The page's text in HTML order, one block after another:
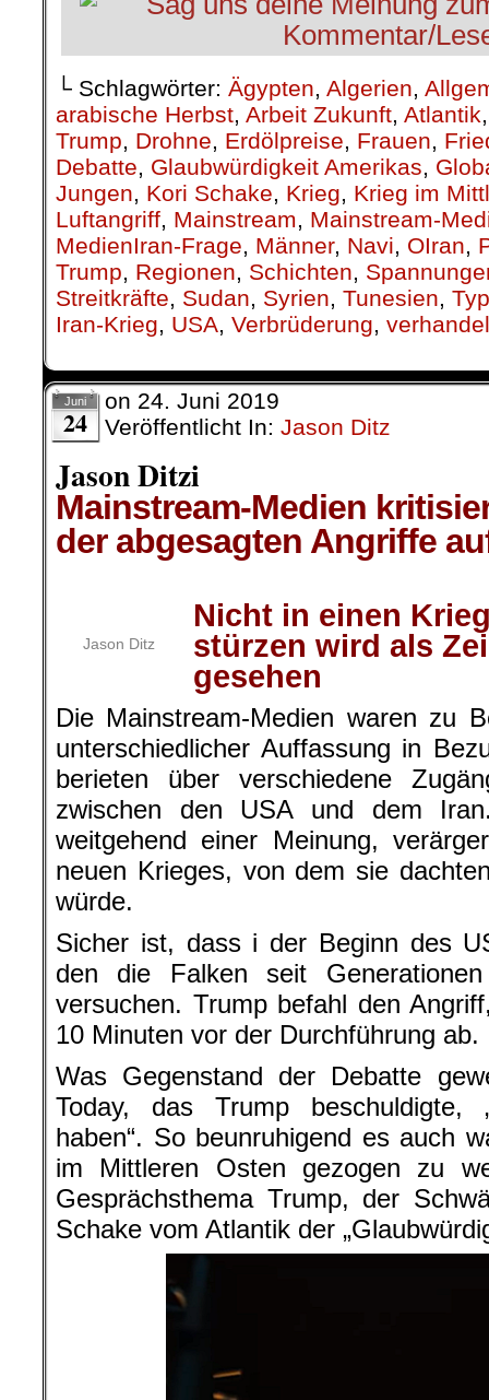
└ Schlagwörter: Ägypten, Algerien,
arabische Herbst, Arbeit Zukunft, Atlantik
Trump, Drohne, Erdölpreise, Frauen,
Debatte, Glaubwürdigkeit Amerikas,
Jungen, Kori Schake, Krieg, Krieg im
Luftangriff, Mainstream, Mainstream-
MedienIran-Frage, Männer, Navi, OIran,
Trump, Regionen, Schichten,
Streitkräfte, Sudan, Syrien, Tunesien,
Iran-Krieg, USA, Verbrüderung,
Juni
24
on 24. Juni 2019
Veröffentlicht In: Jason Ditz
Jason Ditzi
Mainstream-Medien
der abgesagten Angriffe
Jason Ditz
Nicht in einen
stürzen wird als
gesehen
Die Mainstream-Medien waren zu
unterschiedlicher Auffassung in
berieten über verschiedene
zwischen den USA und dem
weitgehend einer Meinung,
neuen Krieges, von dem sie
würde.
Sicher ist, dass i der Beginn des
den die Falken seit
versuchen. Trump befahl den
10 Minuten vor der Durchführung ab.
Was Gegenstand der Debatte
Today, das Trump beschuldigte,
haben“. So beunruhigend es auch
im Mittleren Osten gezogen zu
Gesprächsthema Trump, der
Schake vom Atlantik der